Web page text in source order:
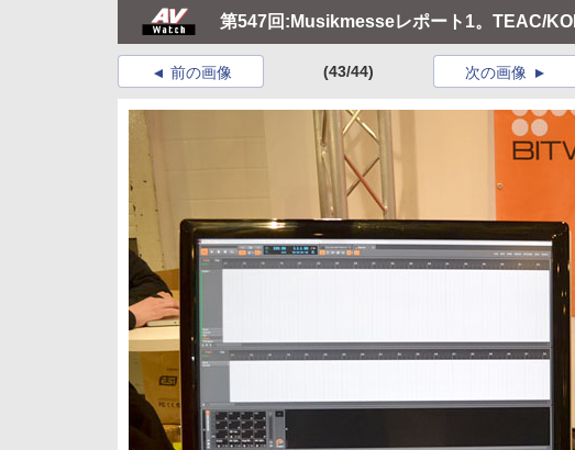
第547回:Musikmesseレポート1。TEAC/
前の画像 (43/44) 次の画像